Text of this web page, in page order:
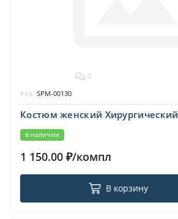
0
Костюм женский Хирургический
в наличии
Код: SPM-00130
1 150.00 ₽/компл
В корзину